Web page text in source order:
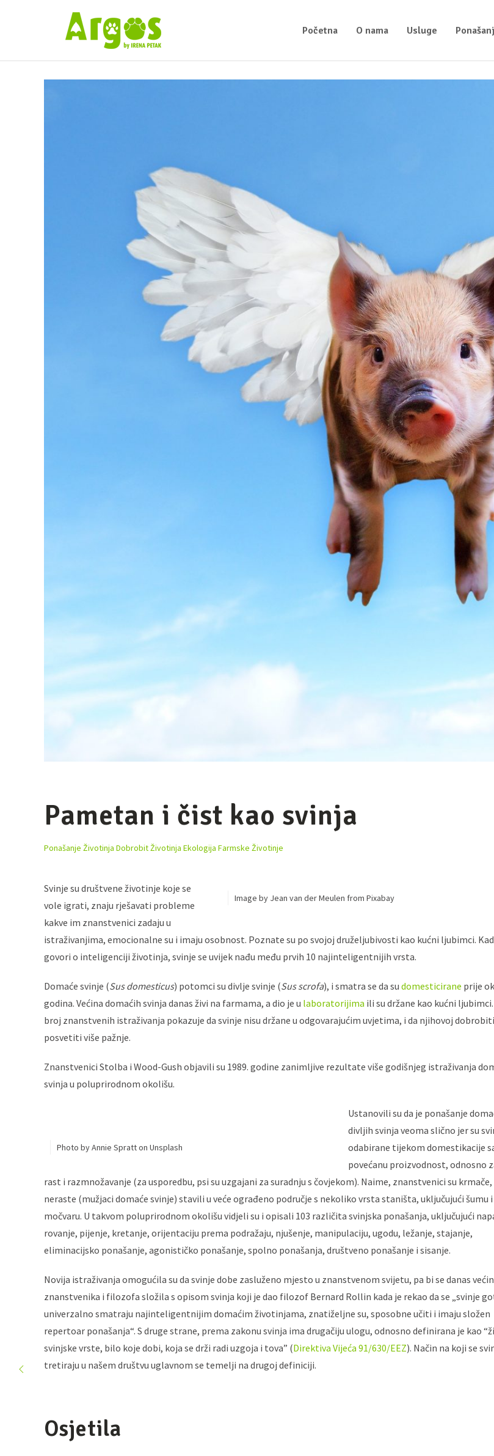
Početna O nama Usluge
Pametan i čist kao svinja
Ponašanje Životinja Dobrobit Životinja Ekologija Farmske Životinje
Image by Jean van der Meulen from Pixabay
Svinje su društvene životinje koje se
vole igrati, znaju rješavati probleme
kakve im znanstvenici zadaju u
istraživanjima, emocionalne su i imaju osobnost. Poznate su po svojoj druželjubivosti kao kućni ljubimci.
govori o inteligenciji životinja, svinje se uvijek nađu među prvih 10 najinteligentnijih vrsta.
Domaće svinje (Sus domesticus) potomci su divlje svinje (Sus scrofa), i smatra se da su domesticirane prije
godina. Većina domaćih svinja danas živi na farmama, a dio je u laboratorijima ili su držane kao kućni ljubimci.
broj znanstvenih istraživanja pokazuje da svinje nisu držane u odgovarajućim uvjetima, i da njihovoj
posvetiti više pažnje.
Znanstvenici Stolba i Wood-Gush objavili su 1989. godine zanimljive rezultate više godišnjeg istraživanja
svinja u poluprirodnom okolišu.
Photo by Annie Spratt on Unsplash
Ustanovili su da je ponašanje
divljih svinja veoma slično jer su
odabirane tijekom domestikacije
povećanu proizvodnost, odnosno
rast i razmnožavanje (za usporedbu, psi su uzgajani za suradnju s čovjekom). Naime, znanstvenici su krmače,
neraste (mužjaci domaće svinje) stavili u veće ograđeno područje s nekoliko vrsta staništa, uključujući šumu i
močvaru. U takvom poluprirodnom okolišu vidjeli su i opisali 103 različita svinjska ponašanja, uključujući
rovanje, pijenje, kretanje, orijentaciju prema podražaju, njušenje, manipulaciju, ugodu, ležanje, stajanje,
eliminacijsko ponašanje, agonističko ponašanje, spolno ponašanja, društveno ponašanje i sisanje.
Novija istraživanja omogućila su da svinje dobe zasluženo mjesto u znanstvenom svijetu, pa bi se danas
znanstvenika i filozofa složila s opisom svinja koji je dao filozof Bernard Rollin kada je rekao da se „svinje
univerzalno smatraju najinteligentnijim domaćim životinjama, znatiželjne su, sposobne učiti i imaju složen
repertoar ponašanja“. S druge strane, prema zakonu svinja ima drugačiju ulogu, odnosno definirana je kao
svinjske vrste, bilo koje dobi, koja se drži radi uzgoja i tova” (Direktiva Vijeća 91/630/EEZ). Način na koji se
tretiraju u našem društvu uglavnom se temelji na drugoj definiciji.
Osjetila